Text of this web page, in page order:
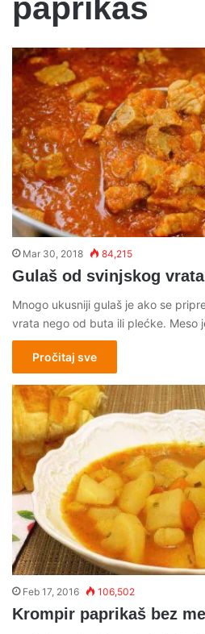
paprikaš
Mar 30, 2018 84,215
Gulaš od svinjskog vrata
Mnogo ukusniji gulaš je ako se
vrata nego od buta ili plećke. Meso
Pročitaj sve
Feb 17, 2016 106,502
Krompir paprikaš bez